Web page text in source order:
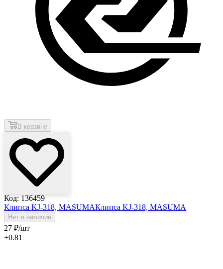
В корзину
Код: 136459
Клипса KJ-318, MASUMAКлипса KJ-318, MASUMA
Нет в наличии
27 ₽/шт
+0.81